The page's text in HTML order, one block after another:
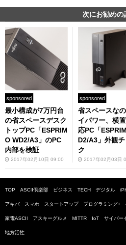
次にお勧めの
sponsored
最小構成が7万円台
の省スペースデスク
トップPC「ESPRIM
O WD2/A3」のPC
内部を検証
2017年02月10日 09:00
sponsored
省スペースな
イパワー、横
応PC「
D2/A3」外観
ク
2017年02月03日
TOP ASCII倶楽部 ビジネス TECH デジタル
アキバ スマホ スタートアップ プログラミング+
家電ASCII アスキーグルメ MITTR IoT サイバー
地方活性